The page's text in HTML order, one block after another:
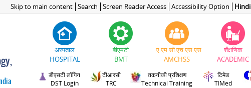
Skip to main content Search Screen Reader Access Accessibility Option Hindi
अस्पताल
HOSPITAL
बीएमटी
BMT
ए.एम.सी.एच.एस.एस
AMCHSS
शैक्षणिक
ACADEMIC
डीएसटी लॉगिन
DST Login
टीआरसी
TRC
तकनीकी प्रशिक्षण
Technical Training
टिमेड
TIMed